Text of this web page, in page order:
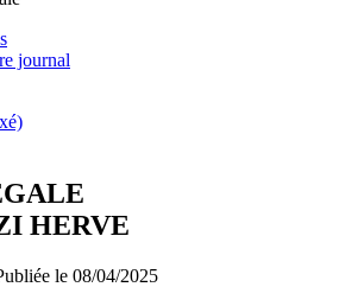
journal
HERVE
le 08/04/2025